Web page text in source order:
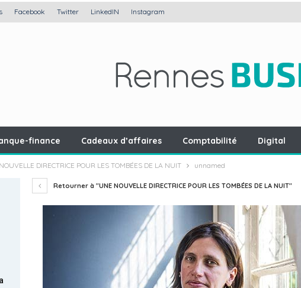
Facebook Twitter LinkedIN Instagram
finance Cadeaux d’affaires Comptabilité Digital
DIRECTRICE POUR LES TOMBÉES DE LA NUIT unnamed
Retourner à "UNE NOUVELLE DIRECTRICE POUR LES TOMBÉES DE LA NUIT"